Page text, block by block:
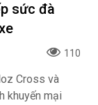
sức đà
110
Cross và
khuyến mại